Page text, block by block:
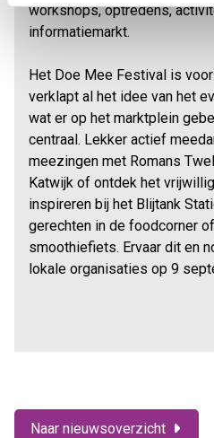
workshops, optredens,
informatiemarkt.
Het Doe Mee Festival is
verklapt al het idee van het
wat er op het marktplein
centraal. Lekker actief
meezingen met Romans
Katwijk of ontdek het
inspireren bij het Blijtank
gerechten in de foodcorner
smoothiefiets. Ervaar dit en
lokale organisaties op 9
Naar nieuwsoverzicht